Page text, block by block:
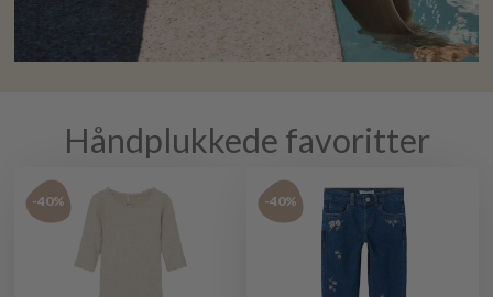
Håndplukkede favoritter
-40% -40%